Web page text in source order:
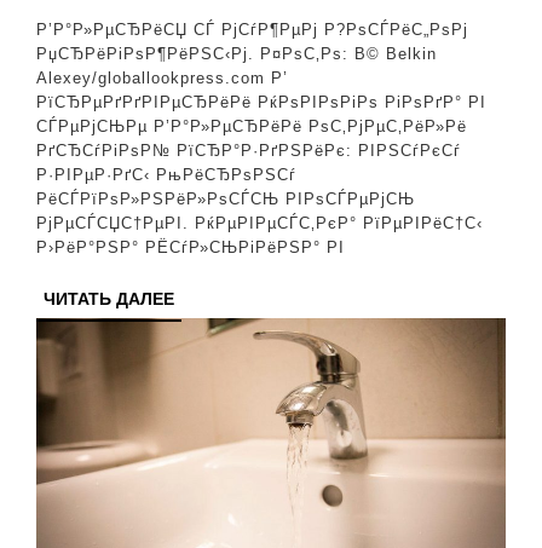
Р’Р°Р»РµСЂРёРё
РїРѕРєР°Р·Р°Р»Р°
РґРµС‚РµР№
Р’Р°Р»РµСЂРёСЏ СЃ РјСѓР¶РµРј Р?РѕСЃРёС„РѕРј
РџСЂРёРіРѕР¶РёРЅС‹Рј. Р¤РѕС‚Рѕ: В© Belkin
Alexey/globallookpress.com Р’
РїСЂРµРґРґРІРµСЂРёРё РќРѕРІРѕРіРѕ РіРѕРґР° РІ
СЃРµРјСЊРµ Р’Р°Р»РµСЂРёРё РѕС‚РјРµС‚РёР»Рё
РґСЂСѓРіРѕР№ РїСЂР°Р·РґРЅРёРє: РІРЅСѓРєСѓ
Р·РІРµР·РґС‹ РњРёСЂРѕРЅСѓ
РёСЃРїРѕР»РЅРёР»РѕСЃСЊ РІРѕСЃРµРјСЊ
РјРµСЃСЏС†РµРІ. РќРµРІРµСЃС‚РєР° РїРµРІРёС†С‹
Р›РёР°РЅР° РЁСѓР»СЊРіРёРЅР° РІ
ЧИТАТЬ ДАЛЕЕЧИТАТЬ
ДАЛЕЕ